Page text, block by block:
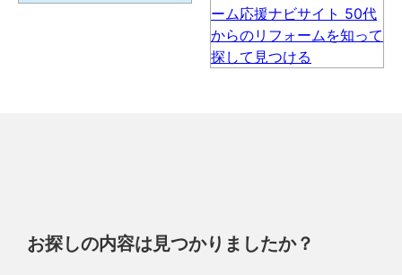
お探しの内容は見つかりましたか？